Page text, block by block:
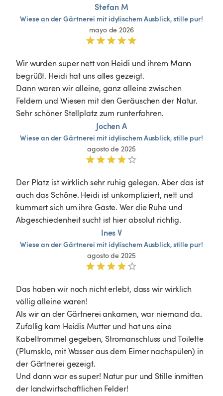
Stefan M
WieseanderGärtnerei mitidylischemAusblick,stille pur!
mayo de 2026
Wir wurden super nett von Heidi und ihrem Mann
begrüßt. Heidi hat uns alles gezeigt.
Dann waren wir alleine, ganz alleine zwischen
Feldern und Wiesen mit den Geräuschen der Natur.
Sehr schöner Stellplatz zum runterfahren.
Jochen A
WieseanderGärtnerei mitidylischemAusblick,stille pur!
agosto de 2025
Der Platz ist wirklich sehr ruhig gelegen. Aber das ist
auch das Schöne. Heidi ist unkompliziert, nett und
kümmert sich um ihre Gäste. Wer die Ruhe und
Abgeschiedenheit sucht ist hier absolut richtig.
Ines V
WieseanderGärtnerei mitidylischemAusblick,stille pur!
agosto de 2025
Das haben wir noch nicht erlebt, dass wir wirklich
völlig alleine waren!
Als wir an der Gärtnerei ankamen, war niemand da.
Zufällig kam Heidis Mutter und hat uns eine
Kabeltrommel gegeben, Stromanschluss und Toilette
(Plumsklo, mit Wasser aus dem Eimer nachspülen) in
der Gärtnerei gezeigt.
Und dann war es super! Natur pur und Stille inmitten
der landwirtschaftlichen Felder!